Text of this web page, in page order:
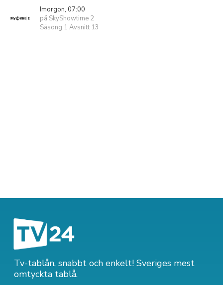
Imorgon, 07:00
på SkyShowtime 2
Säsong 1 Avsnitt 13
Tv-tablån, snabbt och enkelt! Sveriges mest
omtyckta tablå.